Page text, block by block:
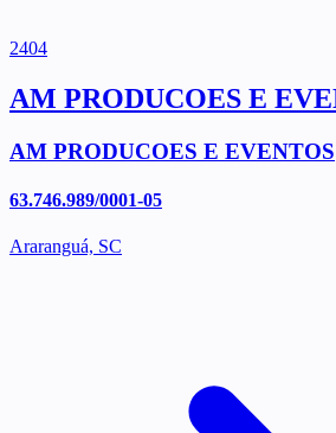
2404
AM PRODUCOES E
AM PRODUCOES E EVENTOS
63.746.989/0001-05
Araranguá, SC